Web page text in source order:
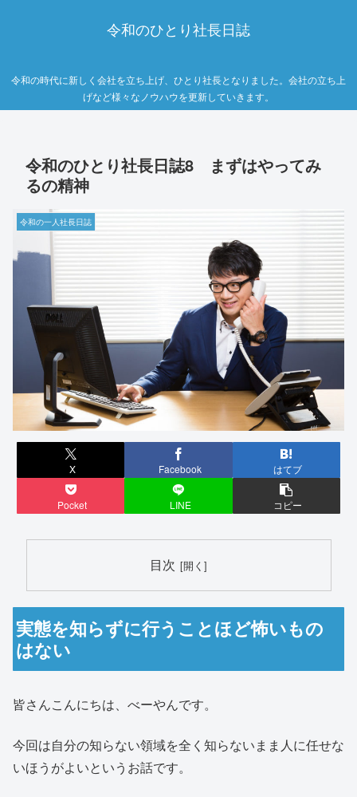
令和のひとり社長日誌
令和の時代に新しく会社を立ち上げ、ひとり社長となりました。会社の立ち上
げなど様々なノウハウを更新していきます。
令和のひとり社長日誌8 まずはやってみ
るの精神
令和の一人社長日誌
X Facebook はてブ
Pocket LINE コピー
目次
実態を知らずに行うことほど怖いもの
はない
皆さんこんにちは、べーやんです。
今回は自分の知らない領域を全く知らないまま人に任せな
いほうがよいというお話です。